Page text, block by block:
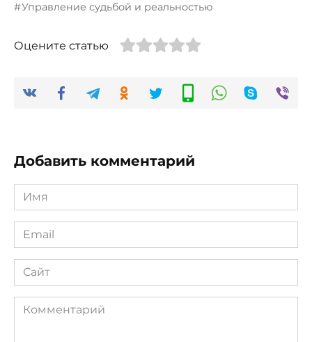
Управление судьбой и реальностью
Оцените статью
Добавить комментарий
Имя
*
Email
*
Сайт
Комментарий